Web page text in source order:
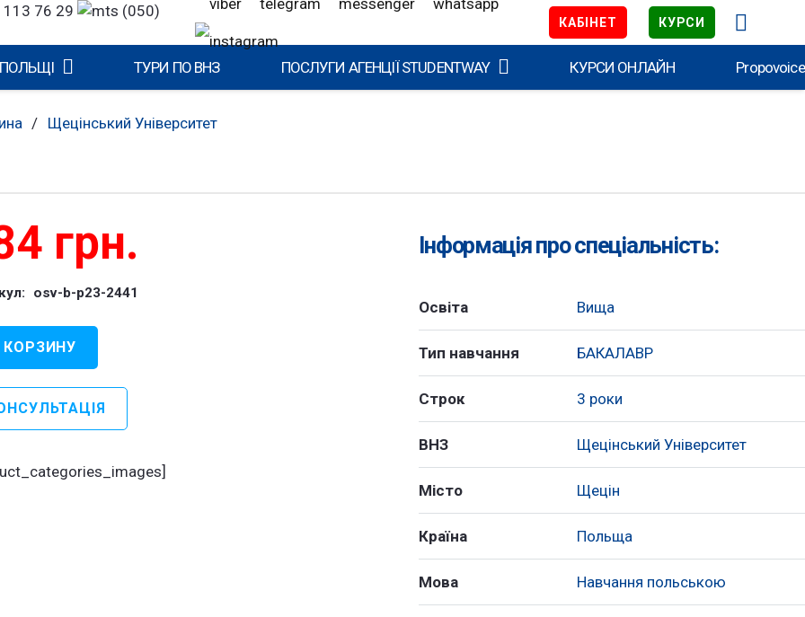
113 76 29
(050)
КАБІНЕТ КУРСИ
ТУРИ ПО ВНЗ ПОСЛУГИ АГЕНЦІЇ STUDENTWAY КУРСИ ОНЛАЙН
/ Щецінський Університет
грн.
osv-b-p23-2441
КОРЗИНУ
Інформація про спеціальність:
Освіта Вища
Тип навчання БАКАЛАВР
Строк 3 роки
ВНЗ Щецінський Університет
Місто Щецін
Країна Польща
Мова Навчання польською